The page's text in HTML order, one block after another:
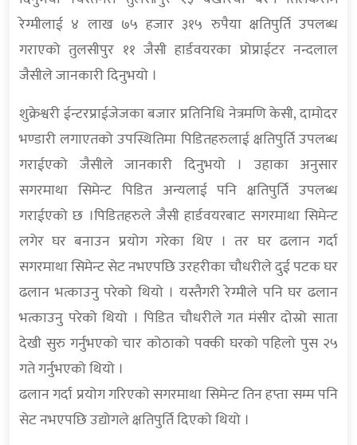
रेग्मीलाई ४ लाख ७५ हजार ३१५ रुपैया क्षतिपुर्ति उपलब्ध
गराएको तुलसीपुर ११ जैसी हार्डवयरका प्रोप्राईटर नन्दलाल
जैसीले जानकारी दिनुभयो ।
शुक्रेश्वरी ईन्टरप्राईजेजका बजार प्रतिनिधि नेत्रमणि केसी, दामोदर
भण्डारी लगाएतको उपस्थितिमा पिडितहरुलाई क्षतिपुर्ति उपलब्ध
गराईएको जैसीले जानकारी दिनुभयो । उहाका अनुसार
सगरमाथा सिमेन्ट पिडित अन्यलाई पनि क्षतिपुर्ति उपलब्ध
गराईएको छ ।पिडितहरुले जैसी हार्डवयरबाट सगरमाथा सिमेन्ट
लगेर घर बनाउन प्रयोग गरेका थिए । तर घर ढलान गर्दा
सगरमाथा सिमेन्ट सेट नभएपछि उरहरीका चौधरीले दुई पटक घर
ढलान भत्काउनु परेको थियो । यस्तैगरी रेग्मीले पनि घर ढलान
भत्काउनु परेको थियो । पिडित चौधरीले गत मंसीर दोस्रो साता
देखी सुरु गर्नुभएको चार कोठाको पक्की घरको पहिलो पुस २५
गते गर्नुभएको थियो ।
ढलान गर्दा प्रयोग गरिएको सगरमाथा सिमेन्ट तिन हप्ता सम्म पनि
सेट नभएपछि उद्योगले क्षतिपुर्ति दिएको थियो ।